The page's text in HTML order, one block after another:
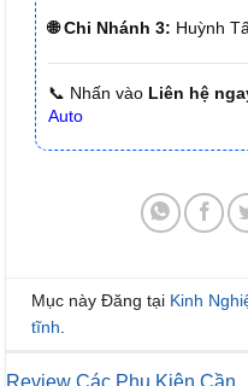
🌐 Chi Nhánh 3: Huỳnh
📞 Nhấn vào Liên hệ
Auto
Mục này Đăng tại Kinh
tĩnh